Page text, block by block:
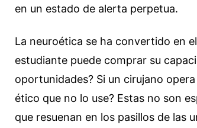
en un estado de alerta perpetua.
La neuroética se ha convertido en
estudiante puede comprar su
oportunidades? Si un cirujano
ético que no lo use? Estas no son
que resuenan en los pasillos de las